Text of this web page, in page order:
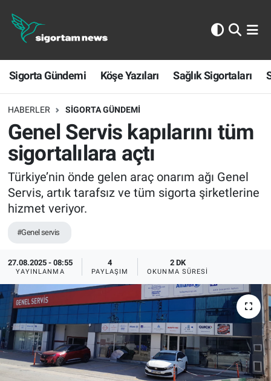
Sigorta Gündemi Köşe Yazıları Sağlık Sigortaları
HABERLER SIGORTA GÜNDEMI
Genel Servis kapılarını tüm
sigortalılara açtı
Türkiye’nin önde gelen araç onarım ağı Genel
Servis, artık tarafsız ve tüm sigorta şirketlerine
hizmet veriyor.
#Genel servis
27.08.2025 - 08:55
YAYINLANMA
4
PAYLAŞIM
2 DK
OKUNMA SÜRESI
Sigorta Gündemi
Köşe Yazıları
Sağlık Sigortaları
Sporun Sigortası
Ekonomi